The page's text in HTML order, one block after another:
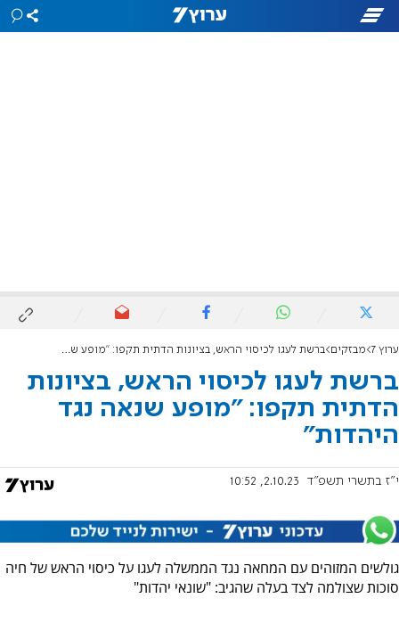
ערוץ 7 מבזקים ברשת לעגו לכיסוי הראש, בציונות הדתית תקפו: "מופע שנאה נגד היהדות"
ברשת לעגו לכיסוי הראש, בציונות
הדתית תקפו: "מופע שנאה נגד
היהדות"
י"ז בתשרי תשפ"ד 2.10.23, 10:52
גולשים המזוהים עם המחאה נגד הממשלה לעגו על כיסוי הראש של חיה
סוכות שצולמה לצד בעלה שהגיב: "שונאי יהדות"